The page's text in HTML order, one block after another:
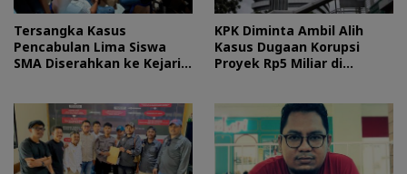
Tersangka Kasus
Pencabulan Lima Siswa
SMA Diserahkan ke Kejari
KPK Diminta Ambil Alih
Kasus Dugaan Korupsi
Proyek Rp5 Miliar di